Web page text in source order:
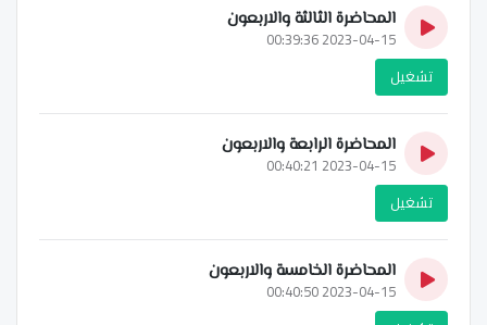
المحاضرة الثالثة والاربعون
2023-04-15 00:39:36
تشغيل
المحاضرة الرابعة والاربعون
2023-04-15 00:40:21
تشغيل
المحاضرة الخامسة والاربعون
2023-04-15 00:40:50